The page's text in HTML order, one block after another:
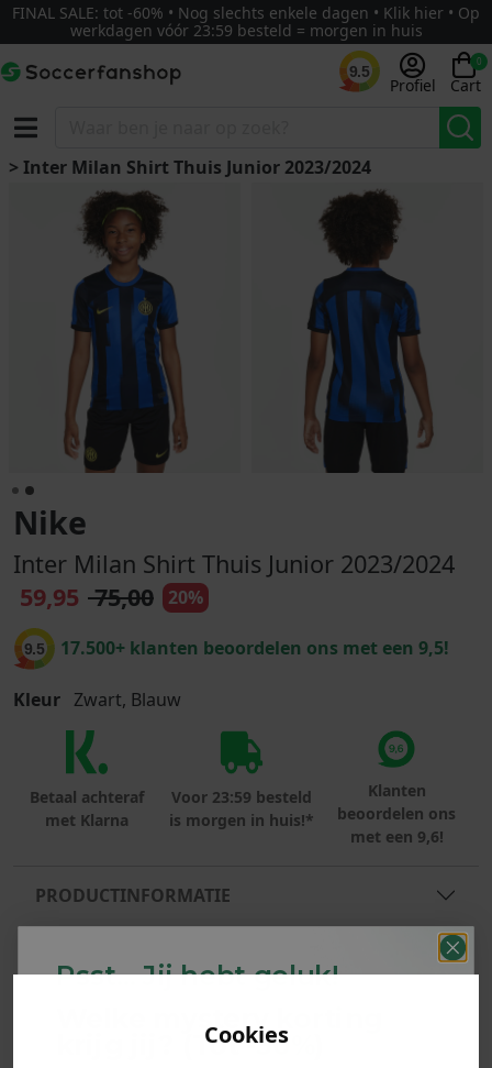
Cookies
FINAL SALE: tot -60% • Nog slechts enkele dagen • Klik hier • Op
werkdagen vóór 23:59 besteld = morgen in huis
9.5
Profiel
0
Cart
> Inter Milan Shirt Thuis Junior 2023/2024
Nike
Inter Milan Shirt Thuis Junior 2023/2024
59,95 75,00 20%
9.5 17.500+ klanten beoordelen ons met een 9,5!
Kleur Zwart, Blauw
Betaal achteraf
met Klarna
Voor 23:59 besteld
is morgen in huis!*
Klanten
beoordelen ons
met een 9,6!
PRODUCTINFORMATIE
Psst... Jij hebt geluk!
Welke mystery
krijg jij? (Tot-30%